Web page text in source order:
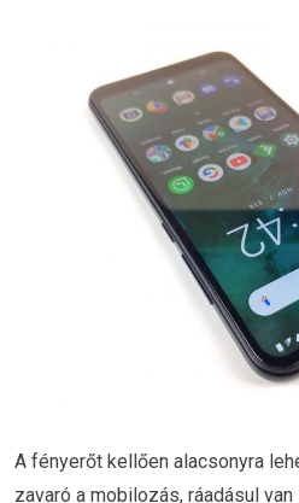
A fényerőt kellően alacsonyra
zavaró a mobilozás, ráadásul